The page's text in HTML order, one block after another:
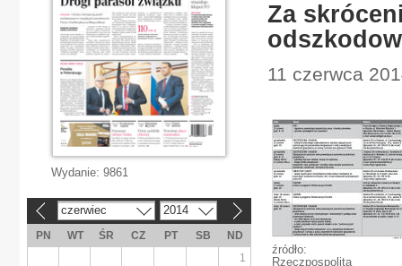
Za
11 czerwca
źródło:
Rzeczpospolita
Wydanie: 9861
czerwiec 2014
PN WT ŚR CZ PT SB
ND
1